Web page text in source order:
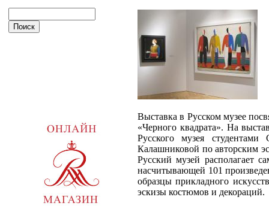
Выставка в Русском музее
«Черного квадрата». На
Русского музея
Калашниковой по авторским
Русский музей располагает
насчитывающей 101
образцы прикладного
эскизы костюмов и декораций.